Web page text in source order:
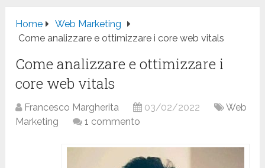
Home
Web Marketing
Come analizzare e ottimizzare i core web vitals
Come analizzare e ottimizzare i
core web vitals
Francesco Margherita 03/02/2022
Web
Marketing
1 commento